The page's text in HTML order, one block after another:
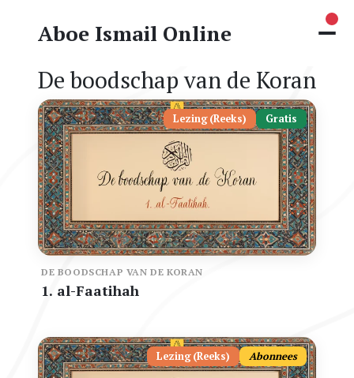
Aboe Ismail Online
De boodschap van de Koran
Lezing (Reeks) Gratis
DE BOODSCHAP VAN DE KORAN
1. al-Faatihah
Lezing (Reeks) Abonnees